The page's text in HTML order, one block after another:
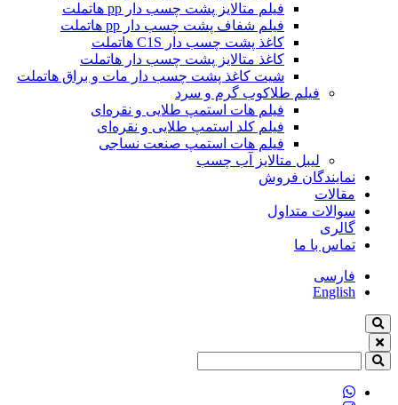
فیلم متالایز پشت چسب دار pp هاتملت
فیلم شفاف پشت چسب دار pp هاتملت
کاغذ پشت چسب دار C1S هاتملت
کاغذ متالایز پشت چسب دار هاتملت
شیت کاغذ پشت چسب دار مات و براق هاتملت
فیلم طلاکوب گرم و سرد
فیلم هات استمپ طلایی و نقره‌ای
فیلم کلد استمپ طلایی و نقره‌ای
فیلم هات استمپ صنعت نساجی
لیبل متالایز آب چسب
نمایندگان فروش
مقالات
سوالات متداول
گالری
تماس با ما
فارسی
English